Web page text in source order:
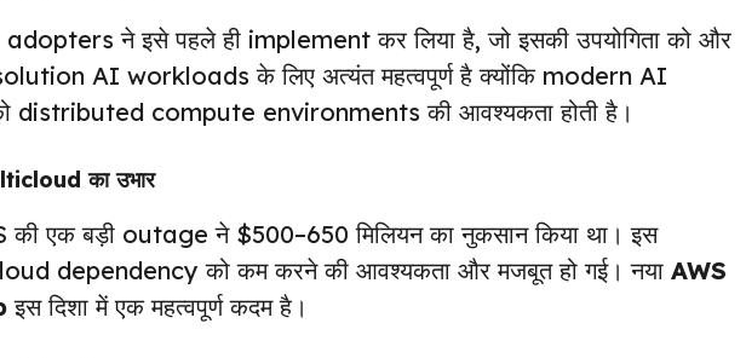
ने इसे पहले ही implement कर लिया है, जो इसकी उपयोगिता को और
AI workloads के लिए अत्यंत महत्वपूर्ण है क्योंकि modern AI
compute environments की आवश्यकता होती है।
का उभार
एक बड़ी outage ने $500–650 मिलियन का नुकसान किया था। इस
dependency को कम करने की आवश्यकता और मजबूत हो गई। नया AWS
इस दिशा में एक महत्वपूर्ण कदम है।